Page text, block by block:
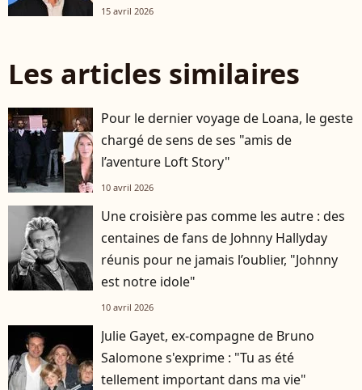
15 avril 2026
Les articles similaires
Pour le dernier voyage de Loana, le geste
chargé de sens de ses "amis de
l’aventure Loft Story"
10 avril 2026
Une croisière pas comme les autre : des
centaines de fans de Johnny Hallyday
réunis pour ne jamais l’oublier, "Johnny
est notre idole"
10 avril 2026
Julie Gayet, ex-compagne de Bruno
Salomone s'exprime : "Tu as été
tellement important dans ma vie"